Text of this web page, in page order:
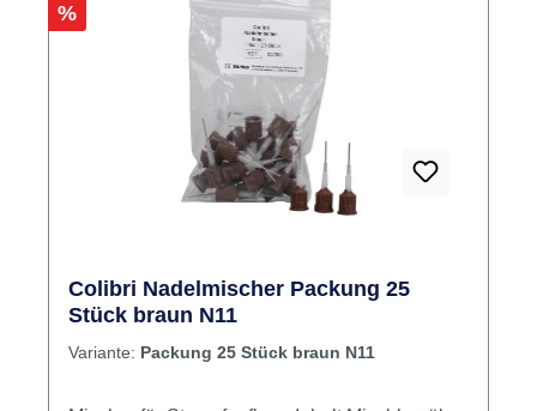
Rabatt
%
Colibri Nadelmischer Packung 25
Stück braun N11
Variante: Packung 25 Stück braun N11